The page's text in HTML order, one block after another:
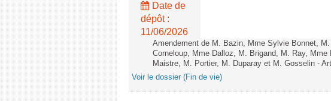
Date de
dépôt :
11/06/2026
Amendement de M. Bazin, Mme Sylvie Bonnet,
Corneloup, Mme Dalloz, M. Brigand, M. Ray,
Maistre, M. Portier, M. Duparay et M. Gosselin -
Voir le dossier (Fin de vie)